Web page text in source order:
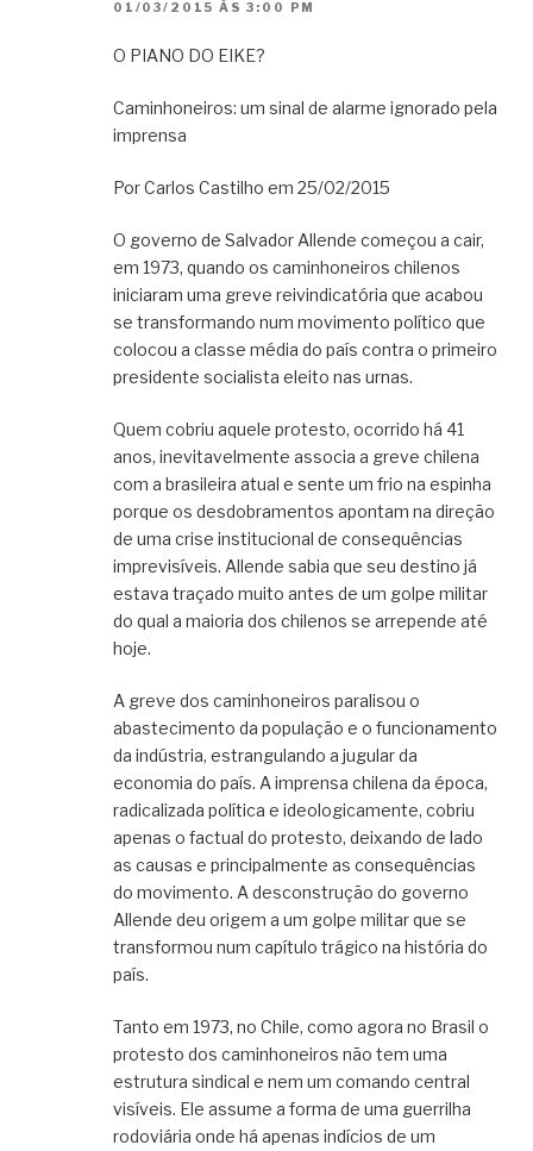
01/03/2015 ÀS 3:00 PM
O PIANO DO EIKE?
Caminhoneiros: um sinal de alarme ignorado pela
imprensa
Por Carlos Castilho em 25/02/2015
O governo de Salvador Allende começou a cair,
em 1973, quando os caminhoneiros chilenos
iniciaram uma greve reivindicatória que acabou
se transformando num movimento político que
colocou a classe média do país contra o primeiro
presidente socialista eleito nas urnas.
Quem cobriu aquele protesto, ocorrido há 41
anos, inevitavelmente associa a greve chilena
com a brasileira atual e sente um frio na espinha
porque os desdobramentos apontam na direção
de uma crise institucional de consequências
imprevisíveis. Allende sabia que seu destino já
estava traçado muito antes de um golpe militar
do qual a maioria dos chilenos se arrepende até
hoje.
A greve dos caminhoneiros paralisou o
abastecimento da população e o funcionamento
da indústria, estrangulando a jugular da
economia do país. A imprensa chilena da época,
radicalizada política e ideologicamente, cobriu
apenas o factual do protesto, deixando de lado
as causas e principalmente as consequências
do movimento. A desconstrução do governo
Allende deu origem a um golpe militar que se
transformou num capítulo trágico na história do
país.
Tanto em 1973, no Chile, como agora no Brasil o
protesto dos caminhoneiros não tem uma
estrutura sindical e nem um comando central
visíveis. Ele assume a forma de uma guerrilha
rodoviária onde há apenas indícios de um